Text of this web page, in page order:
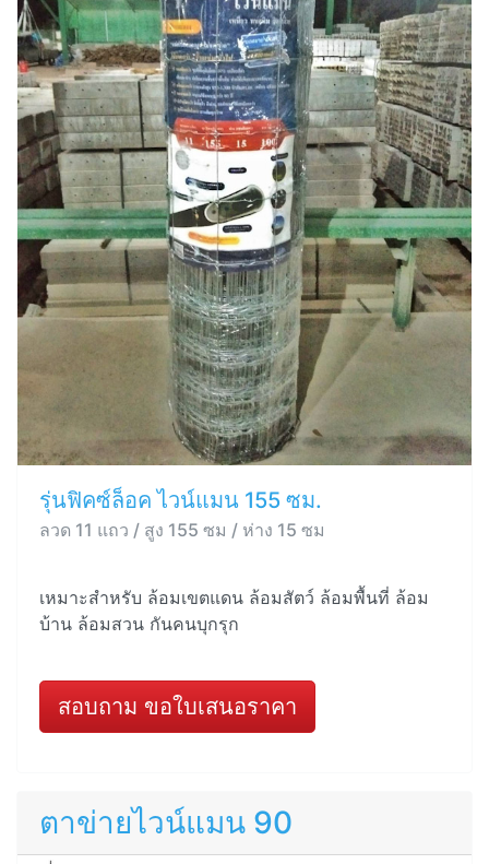
รุ่นฟิคซ์ล็อค ไวน์แมน 155 ซม.
ลวด 11 แถว / สูง 155 ซม / ห่าง 15 ซม
เหมาะสำหรับ ล้อมเขตแดน ล้อมสัตว์ ล้อมพื้นที่ ล้อม
บ้าน ล้อมสวน กันคนบุกรุก
สอบถาม ขอใบเสนอราคา
ตาข่ายไวน์แมน 90